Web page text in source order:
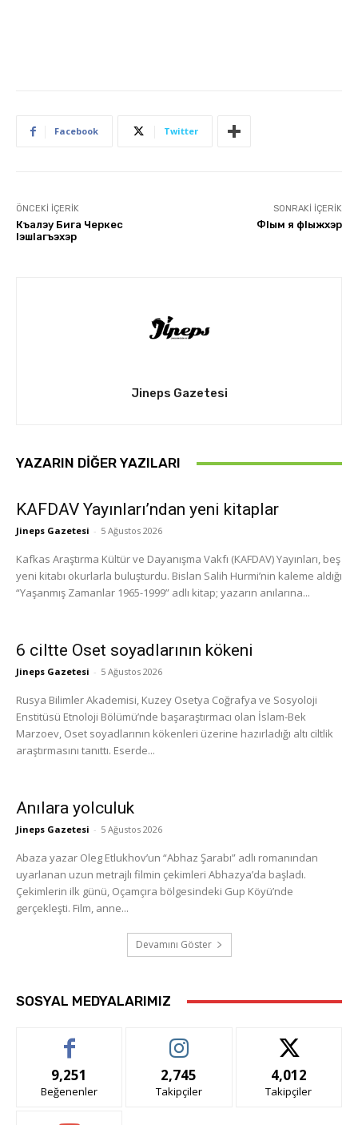
Facebook Twitter
ÖNCEKI İÇERIK
Къалэу Бига Черкес
lэшlагъэхэр
SONRAKI İÇERIK
ФIым я фIыжхэр
Jineps Gazetesi
YAZARIN DIĞER YAZILARI
KAFDAV Yayınları’ndan yeni kitaplar
Jineps Gazetesi - 5 Ağustos 2026
Kafkas Araştırma Kültür ve Dayanışma Vakfı (KAFDAV) Yayınları, beş
yeni kitabı okurlarla buluşturdu. Bislan Salih Hurmi’nin kaleme aldığı
“Yaşanmış Zamanlar 1965-1999” adlı kitap; yazarın anılarına...
6 ciltte Oset soyadlarının kökeni
Jineps Gazetesi - 5 Ağustos 2026
Rusya Bilimler Akademisi, Kuzey Osetya Coğrafya ve Sosyoloji
Enstitüsü Etnoloji Bölümü’nde başaraştırmacı olan İslam-Bek
Marzoev, Oset soyadlarının kökenleri üzerine hazırladığı altı ciltlik
araştırmasını tanıttı. Eserde...
Anılara yolculuk
Jineps Gazetesi - 5 Ağustos 2026
Abaza yazar Oleg Etlukhov’un “Abhaz Şarabı” adlı romanından
uyarlanan uzun metrajlı filmin çekimleri Abhazya’da başladı.
Çekimlerin ilk günü, Oçamçıra bölgesindeki Gup Köyü’nde
gerçekleşti. Film, anne...
Devamını Göster
SOSYAL MEDYALARIMIZ
9,251
Beğenenler
2,745
Takipçiler
4,012
Takipçiler